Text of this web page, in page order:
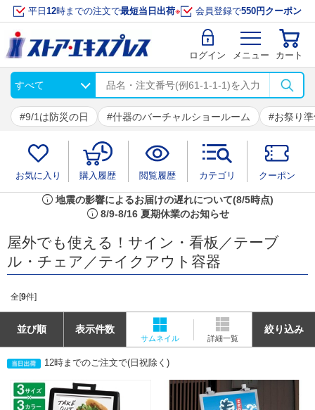
平日 12時までの注文で最短当日出荷※ 会員登録で550円クーポン
ログイン メニュー カート
9/1は防災の日 什器のバーチャルショールーム お祭り
お気に入り 購入履歴 閲覧履歴 カテゴリ クーポン
info 地震の影響によるお届けの遅れについて(8/5時点)
info 8/9-8/16 夏期休業のお知らせ
屋外でも使える！サイン・看板／テーブ
ル・チェア／テイクアウト容器
全[9件]
並び順 表示件数
サムネイル 詳細一覧
絞り込み
12時までのご注文で(日祝除く)